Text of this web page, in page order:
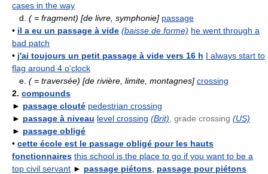
cases in the way
d. ( = fragment) [de livre, symphonie] passage
• il a eu un passage à vide (baisse de forme) he went through a
bad patch
• j'ai toujours un petit passage à vide vers 16 h I always start to
flag around 4 o'clock
e. ( = traversée) [de rivière, limite, montagnes] crossing
2. compounds
► passage clouté pedestrian crossing
► passage à niveau level crossing (Brit) , grade crossing (US)
► passage obligé
• cette école est le passage obligé pour les hauts
fonctionnaires this school is the place to go if you want to be a
top civil servant ► passage piétons passage pour piétons